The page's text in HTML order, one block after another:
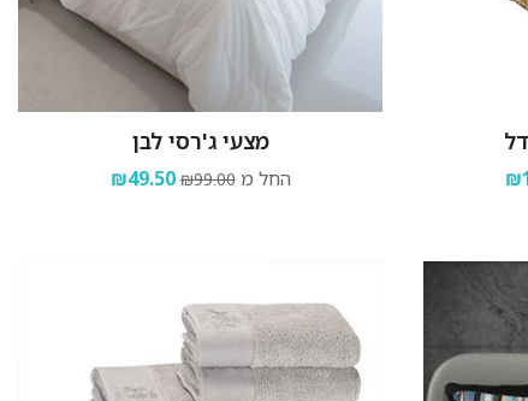
מצעי ג'רסי לבן
החל מ ₪99.00
₪49.50